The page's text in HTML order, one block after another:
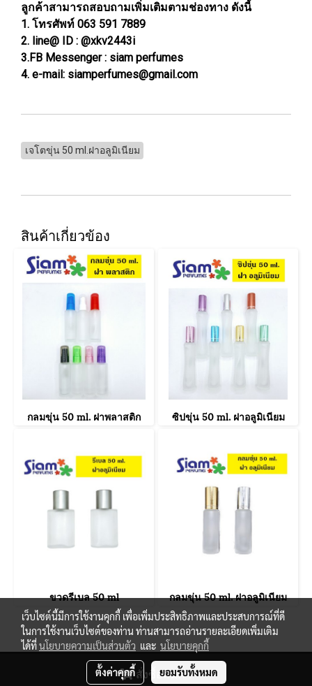
สั่งซื้อสินค้า
ลูกค้าสามารถสอบถามเพิ่มเติมตามช่องทาง ดังนี้
1. โทรศัพท์ 063 591 7889
2. line@ ID : @xkv2443i
3.FB Messenger : siam perfumes
4. e-mail: siamperfumes@gmail.com
เจโตขุ่น 50 ml.ฝาอลูมิเนียม
สินค้าเกี่ยวข้อง
กลมขุ่น 50 ml. ฝาพลาสติก ซิปขุ่น 50 ml. ฝาอลูมิเนียม
ขวดรีเบล 50 ml กลมขุ่น 50 ml. ฝาอลูมิเนียม
© Copyright 2021 All Reserved. siamperfumes.com
เว็บไซต์นี้มีการใช้งานคุกกี้ เพื่อเพิ่มประสิทธิภาพและประสบการณ์ที่ดี
ในการใช้งานเว็บไซต์ของท่าน ท่านสามารถอ่านรายละเอียดเพิ่มเติม
ได้ที่นโยบายความเป็นส่วนตัว และ นโยบายคุกกี้
ตั้งค่าคุกกี้ ยอมรับทั้งหมด